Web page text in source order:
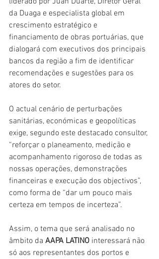
da Duaga e especialista global em
crescimento estratégico e
financiamento de obras portuárias, que
dialogará com executivos dos principais
bancos da região a fim de identificar
recomendações e sugestões para os
atores do setor.
O actual cenário de perturbações
sanitárias, económicas e geopolíticas
exige, segundo este destacado consultor,
“reforçar o planeamento, medição e
acompanhamento rigoroso de todas as
nossas operações, demonstrações
financeiras e execução dos objectivos”,
como forma de “dar um pouco mais
certeza em tempos de incerteza”.
Assim, o tema que será analisado no
âmbito da AAPA LATINO interessará não
só aos representantes dos portos e